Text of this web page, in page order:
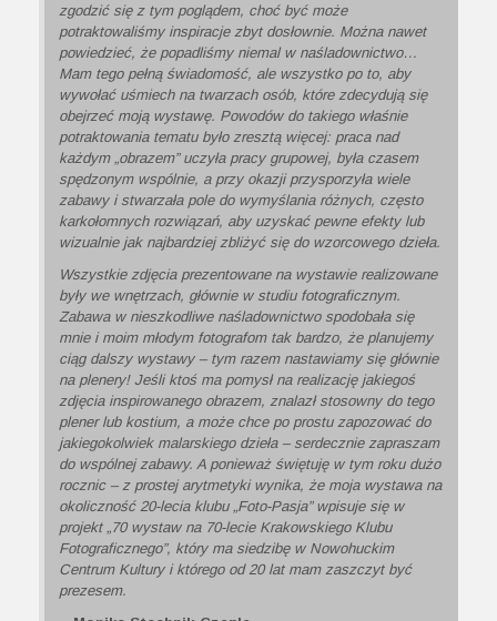
zgodzić się z tym poglądem, choć być może
potraktowaliśmy inspiracje zbyt dosłownie. Można nawet
powiedzieć, że popadliśmy niemal w naśladownictwo…
Mam tego pełną świadomość, ale wszystko po to, aby
wywołać uśmiech na twarzach osób, które zdecydują się
obejrzeć moją wystawę. Powodów do takiego właśnie
potraktowania tematu było zresztą więcej: praca nad
każdym „obrazem” uczyła pracy grupowej, była czasem
spędzonym wspólnie, a przy okazji przysporzyła wiele
zabawy i stwarzała pole do wymyślania różnych, często
karkołomnych rozwiązań, aby uzyskać pewne efekty lub
wizualnie jak najbardziej zbliżyć się do wzorcowego dzieła.
Wszystkie zdjęcia prezentowane na wystawie realizowane
były we wnętrzach, głównie w studiu fotograficznym.
Zabawa w nieszkodliwe naśladownictwo spodobała się
mnie i moim młodym fotografom tak bardzo, że planujemy
ciąg dalszy wystawy – tym razem nastawiamy się głównie
na plenery! Jeśli ktoś ma pomysł na realizację jakiegoś
zdjęcia inspirowanego obrazem, znalazł stosowny do tego
plener lub kostium, a może chce po prostu zapozować do
jakiegokolwiek malarskiego dzieła – serdecznie zapraszam
do wspólnej zabawy. A ponieważ świętuję w tym roku dużo
rocznic – z prostej arytmetyki wynika, że moja wystawa na
okoliczność 20-lecia klubu „Foto-Pasja” wpisuje się w
projekt „70 wystaw na 70-lecie Krakowskiego Klubu
Fotograficznego”, który ma siedzibę w Nowohuckim
Centrum Kultury i którego od 20 lat mam zaszczyt być
prezesem.